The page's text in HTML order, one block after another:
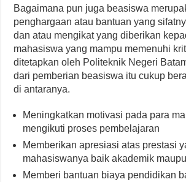
Bagaimana pun juga beasiswa
penghargaan atau bantuan yang
dan atau mengikat yang diberikan
mahasiswa yang mampu memenuhi
ditetapkan oleh Politeknik Negeri
dari pemberian beasiswa itu cukup
di antaranya.
Meningkatkan motivasi pada para
mengikuti proses pembelajaran
Memberikan apresiasi atas prestasi
mahasiswanya baik akademik
Memberi bantuan biaya pendidikan